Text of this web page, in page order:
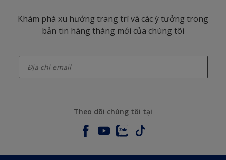
Khám phá xu hướng trang trí và các ý tưởng trong
bản tin hàng tháng mới của chúng tôi
Theo dõi chúng tôi tại